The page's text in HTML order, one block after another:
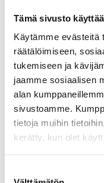
Tämä sivusto
Käytämme evästeitä
räätälöimiseen,
tukemiseen ja
jaamme sosiaalisen
alan
sivustoamme.
tietoja muihin
kerätty, kun olet